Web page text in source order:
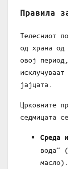
Правила
Телесниот
од храна од
овој
јајцата.
Црковните
седмицата
Среда
вода“
масло).